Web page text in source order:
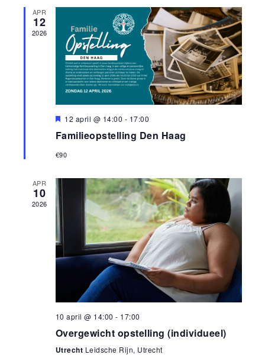
APR
12
2026
Uitgelicht
12 april @ 14:00 - 17:00
Familieopstelling Den Haag
€90
APR
10
2026
10 april @ 14:00 - 17:00
Overgewicht opstelling (individueel)
Utrecht Leidsche Rijn, Utrecht